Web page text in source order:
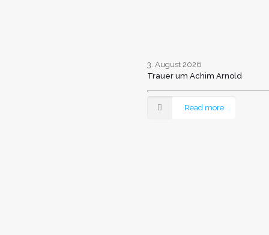
3. August 2026
Trauer um Achim Arnold
Read more